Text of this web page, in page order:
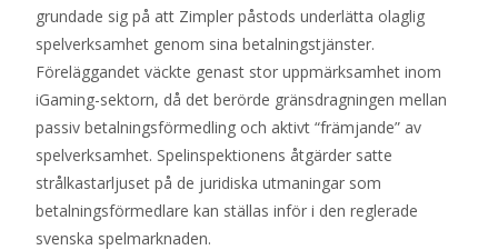
grundade sig på att Zimpler påstods underlätta olaglig
spelverksamhet genom sina betalningstjänster.
Föreläggandet väckte genast stor uppmärksamhet inom
iGaming-sektorn, då det berörde gränsdragningen mellan
passiv betalningsförmedling och aktivt “främjande” av
spelverksamhet. Spelinspektionens åtgärder satte
strålkastarljuset på de juridiska utmaningar som
betalningsförmedlare kan ställas inför i den reglerade
svenska spelmarknaden.